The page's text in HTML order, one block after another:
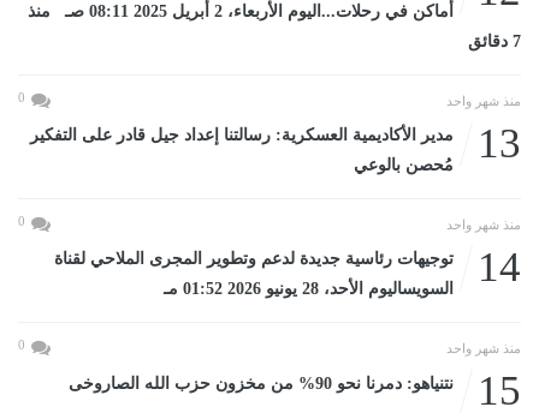
أماكن في رحلات...اليوم الأربعاء، 2 أبريل 2025 08:11 صـ منذ
7 دقائق
منذ شهر واحد 0
13
مدير الأكاديمية العسكرية: رسالتنا إعداد جيل قادر على التفكير
مُحصن بالوعي
منذ شهر واحد 0
14
توجيهات رئاسية جديدة لدعم وتطوير المجرى الملاحي لقناة
السويساليوم الأحد، 28 يونيو 2026 01:52 مـ
منذ شهر واحد 0
15 نتنياهو: دمرنا نحو 90% من مخزون حزب الله الصاروخى